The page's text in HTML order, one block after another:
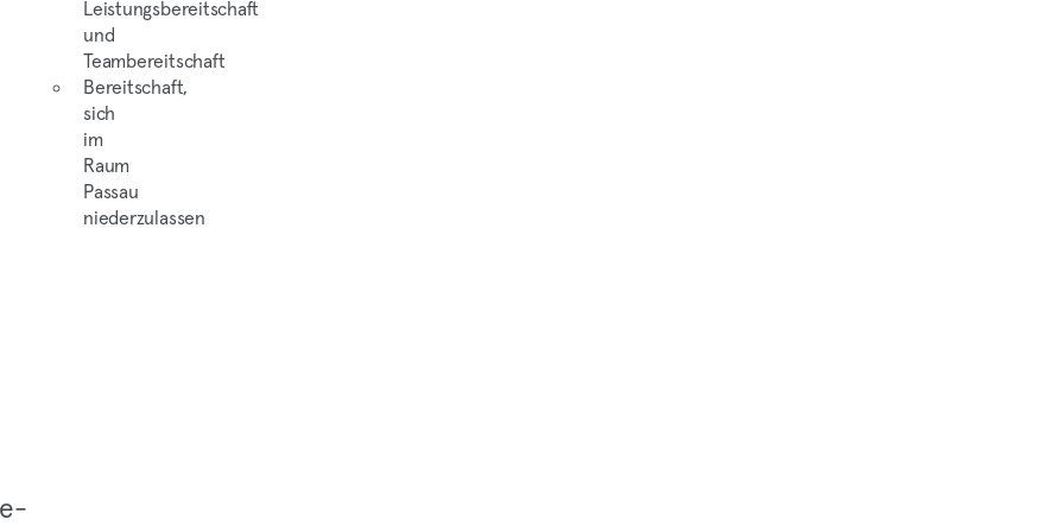
Leistungsbereitschaft
und
Teambereitschaft
Bereitschaft,
sich
im
Raum
Passau
niederzulassen